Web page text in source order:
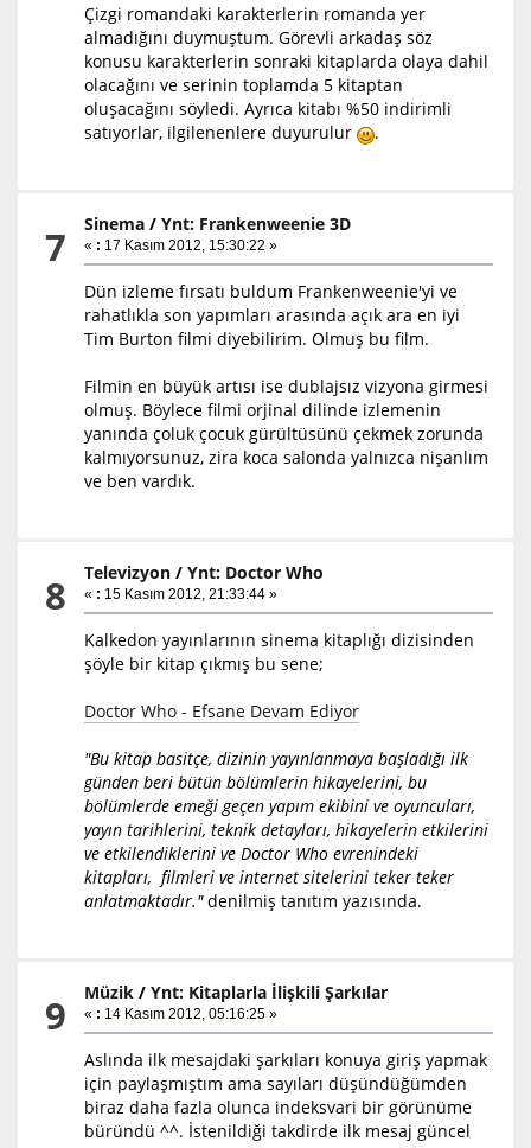
Çizgi romandaki karakterlerin romanda yer
almadığını duymuştum. Görevli arkadaş söz
konusu karakterlerin sonraki kitaplarda olaya dahil
olacağını ve serinin toplamda 5 kitaptan
oluşacağını söyledi. Ayrıca kitabı %50 indirimli
satıyorlar, ilgilenenlere duyurulur
.
7 Sinema /Ynt: Frankenweenie 3D
« : 17 Kasım 2012, 15:30:22 »
Dün izleme fırsatı buldum Frankenweenie'yi ve
rahatlıkla son yapımları arasında açık ara en iyi
Tim Burton filmi diyebilirim. Olmuş bu film.
Filmin en büyük artısı ise dublajsız vizyona girmesi
olmuş. Böylece filmi orjinal dilinde izlemenin
yanında çoluk çocuk gürültüsünü çekmek zorunda
kalmıyorsunuz, zira koca salonda yalnızca nişanlım
ve ben vardık.
8 Televizyon /Ynt: Doctor Who
« : 15 Kasım 2012, 21:33:44 »
Kalkedon yayınlarının sinema kitaplığı dizisinden
şöyle bir kitap çıkmış bu sene;
Doctor Who - Efsane Devam Ediyor
"Bu kitap basitçe, dizinin yayınlanmaya başladığı ilk
günden beri bütün bölümlerin hikayelerini, bu
bölümlerde emeği geçen yapım ekibini ve oyuncuları,
yayın tarihlerini, teknik detayları, hikayelerin etkilerini
ve etkilendiklerini ve Doctor Who evrenindeki
kitapları, filmleri ve internet sitelerini teker teker
anlatmaktadır."denilmiş tanıtım yazısında.
9 Müzik /Ynt: Kitaplarla İlişkili Şarkılar
« : 14 Kasım 2012, 05:16:25 »
Aslında ilk mesajdaki şarkıları konuya giriş yapmak
için paylaşmıştım ama sayıları düşündüğümden
biraz daha fazla olunca indeksvari bir görünüme
büründü ^^. İstenildiği takdirde ilk mesaj güncel